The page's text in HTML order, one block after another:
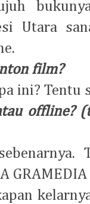
Utara
film?
ini? Tentu
offline?